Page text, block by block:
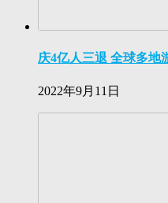
庆4亿人三退 全球多地
2022年9月11日